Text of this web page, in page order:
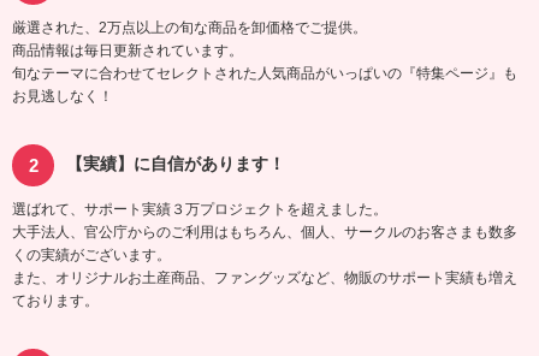
厳選された、2万点以上の旬な商品を卸価格でご提供。
商品情報は毎日更新されています。
旬なテーマに合わせてセレクトされた人気商品がいっぱいの『特集ページ』も
お見逃しなく！
【実績】に自信があります！
選ばれて、サポート実績３万プロジェクトを超えました。
大手法人、官公庁からのご利用はもちろん、個人、サークルのお客さまも数多
くの実績がございます。
また、オリジナルお土産商品、ファングッズなど、物販のサポート実績も増え
ております。